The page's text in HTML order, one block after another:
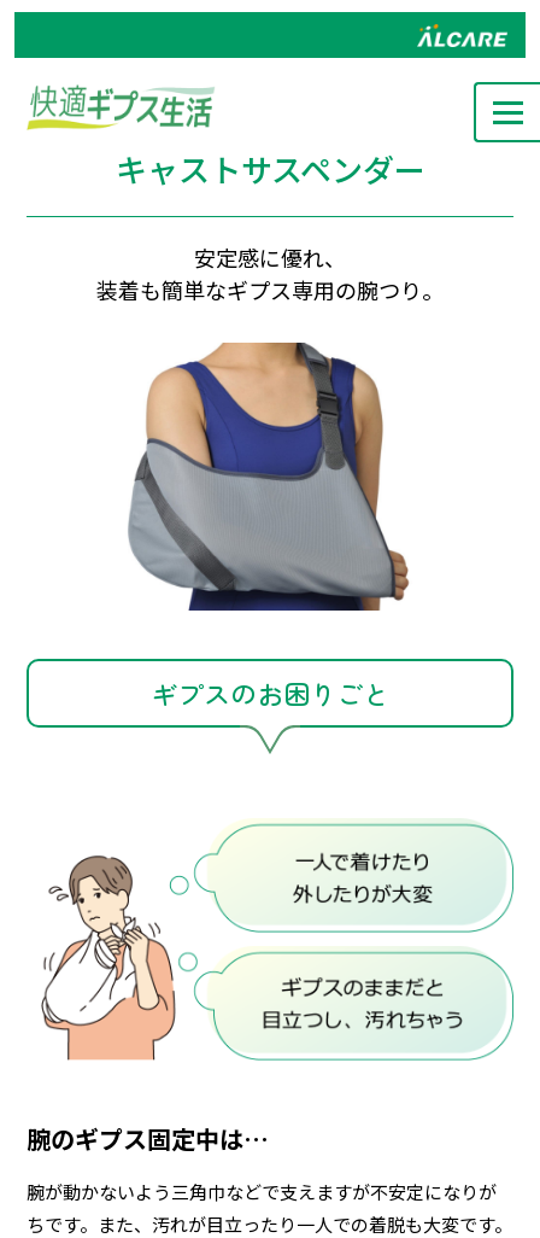
キャストサスペンダー
安定感に優れ、
装着も簡単なギプス専用の腕つり。
ギプスのお困りごと
腕のギプス固定中は…
腕が動かないよう三角巾などで支えますが不安定になりが
ちです。また、汚れが目立ったり一人での着脱も大変です。